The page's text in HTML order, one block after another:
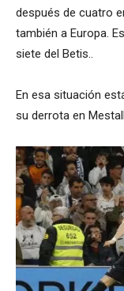
después de cuatro
también a Europa.
siete del Betis..
En esa situación
su derrota en